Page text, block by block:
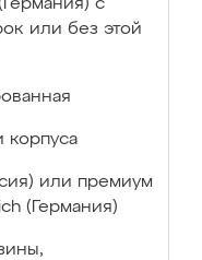
с
или без этой
корпуса
или премиум
(Германия)